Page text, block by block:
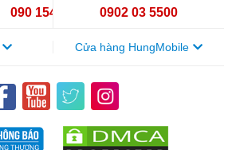
090 154 8866
0902 03 5500
Cửa hàng HungMobile